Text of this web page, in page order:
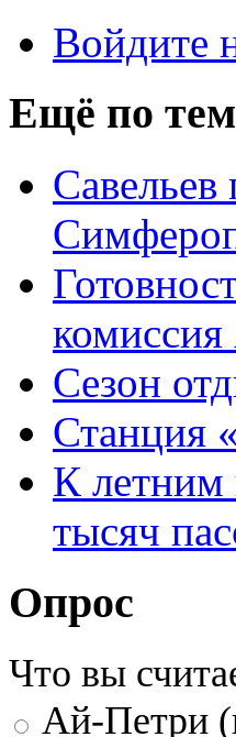
Войдите
Ещё по
Савельев
Сезон
Станция
К летним
тысяч
Опрос
Что вы
Ай-Петри